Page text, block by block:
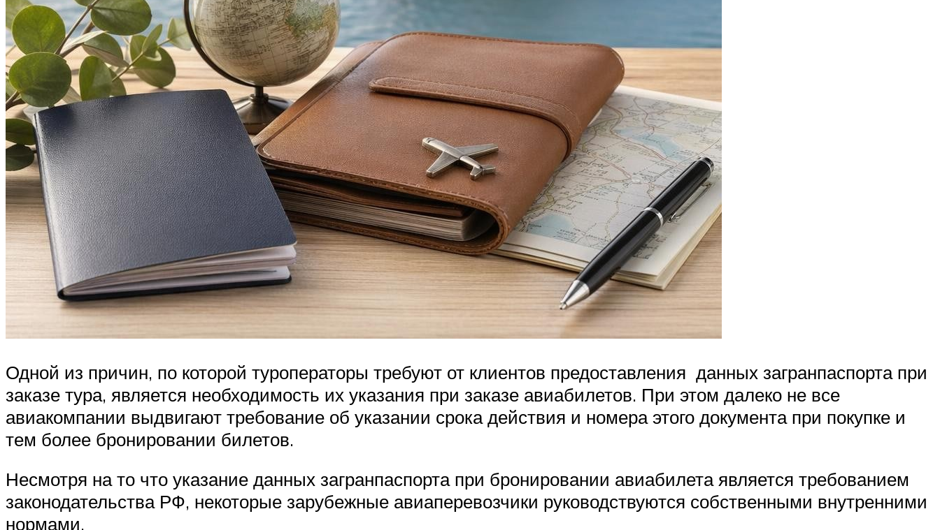
Одной из причин, по которой туроператоры требуют от клиентов предоставления данных загранпаспорта при
заказе тура, является необходимость их указания при заказе авиабилетов. При этом далеко не все
авиакомпании выдвигают требование об указании срока действия и номера этого документа при покупке и
тем более бронировании билетов.
Несмотря на то что указание данных загранпаспорта при бронировании авиабилета является требованием
законодательства РФ, некоторые зарубежные авиаперевозчики руководствуются собственными внутренними
нормами.